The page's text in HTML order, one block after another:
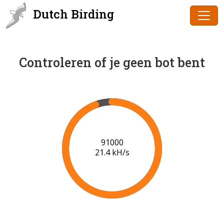
Dutch Birding
Controleren of je geen bot bent
91000
21.4 kH/s